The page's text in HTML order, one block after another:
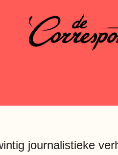
journalistieke